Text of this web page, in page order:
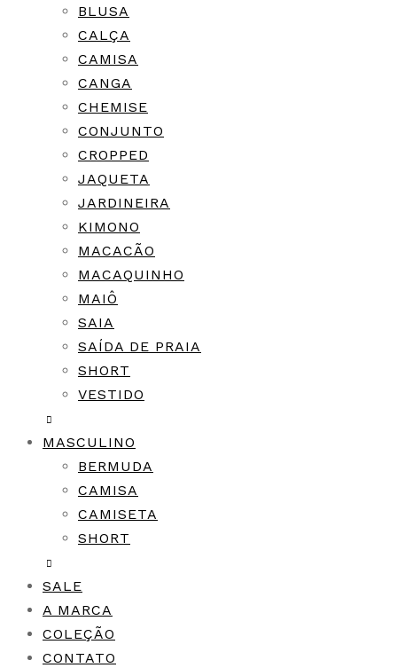
BLUSA
CALÇA
CAMISA
CANGA
CHEMISE
CONJUNTO
CROPPED
JAQUETA
JARDINEIRA
KIMONO
MACACÃO
MACAQUINHO
MAIÔ
SAIA
SAÍDA DE PRAIA
SHORT
VESTIDO
MASCULINO
BERMUDA
CAMISA
CAMISETA
SHORT
SALE
A MARCA
COLEÇÃO
CONTATO